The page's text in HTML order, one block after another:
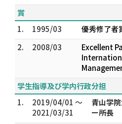
賞
1.
1995/03
優秀修了者
2.
2008/03
Excellent
学生指導及び学内行政分担
1.
2019/04/01 ～
2021/03/31
青山学
ー所長